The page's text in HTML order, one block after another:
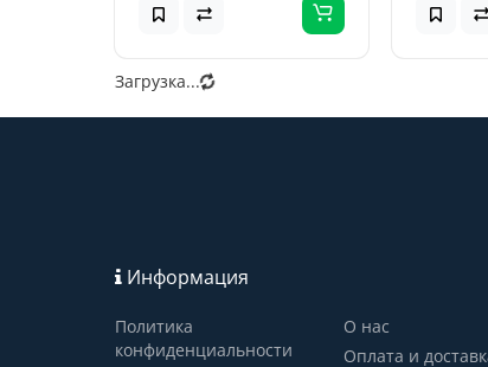
Загрузка...
Информация
Политика
конфиденциальности
О нас
Оплата и